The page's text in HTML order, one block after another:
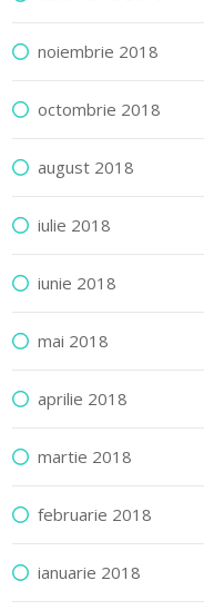
noiembrie 2018
octombrie 2018
august 2018
iulie 2018
iunie 2018
mai 2018
aprilie 2018
martie 2018
februarie 2018
ianuarie 2018